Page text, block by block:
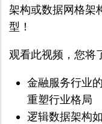
架构或数据网格架
型！
观看此视频，您将
金融服务行业
重塑行业格局
逻辑数据架构